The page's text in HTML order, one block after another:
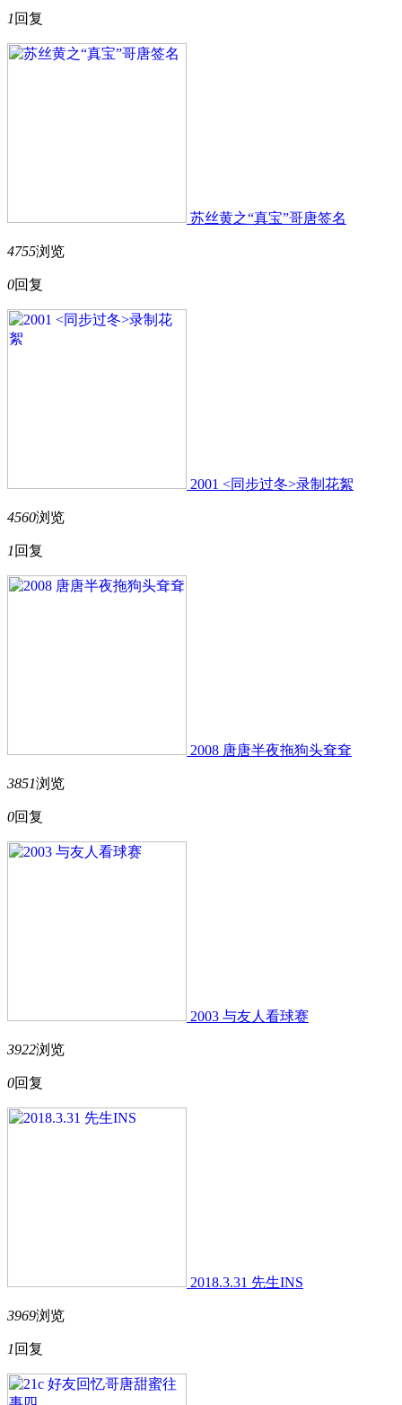
1 回复
苏丝黄之“真宝”哥唐签名
4755浏览
0回复
2001 <同步过冬>录制花絮
4560浏览
1 回复
2008 唐唐半夜拖狗头耷耷
3851浏览
0回复
2003 与友人看球赛
3922浏览
0回复
2018.3.31 先生INS
3969浏览
1 回复